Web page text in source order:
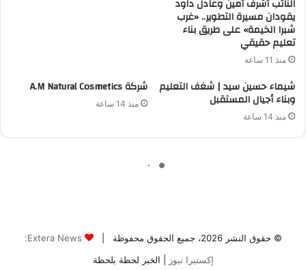
© حقوق النشر 2026، جميع الحقوق محفوظة |
Extera News:
إكستيرا نيوز
| الخبر لحظة بلحظة